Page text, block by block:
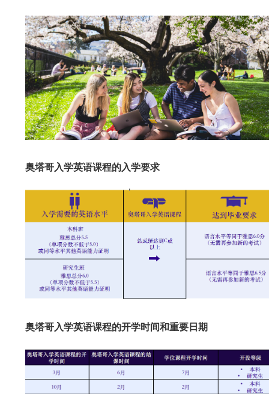
奥塔哥入学英语课程的入学要求
奥塔哥入学英语课程的开学时间和重要日期